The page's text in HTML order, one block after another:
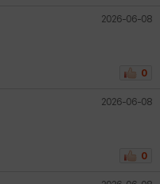
2026-06-08
0
2026-06-08
0